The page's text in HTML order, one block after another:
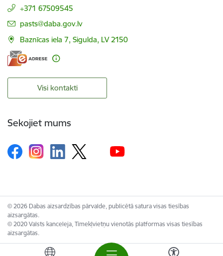
+371 67509545
E-pasts:
pasts@daba.gov.lv
Baznīcas iela 7, Sigulda, LV 2150
Visi kontakti
Sekojiet mums
© 2026 Dabas aizsardzības pārvalde, publicētā satura visas tiesības
aizsargātas.
© 2020 Valsts kanceleja, Tīmekļvietņu vienotās platformas visas tiesības
aizsargātas.